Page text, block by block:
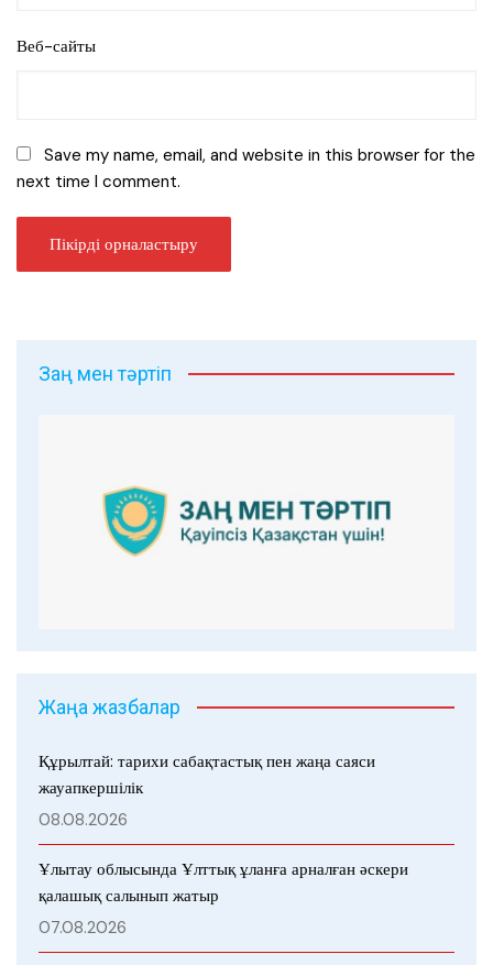
Веб-сайты
Save my name, email, and website in this browser for the
next time I comment.
Заң мен тәртіп
Жаңа жазбалар
Құрылтай: тарихи сабақтастық пен жаңа саяси
жауапкершілік
08.08.2026
Ұлытау облысында Ұлттық ұланға арналған әскери
қалашық салынып жатыр
07.08.2026